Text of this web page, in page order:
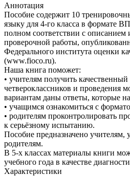
Аннотация
Пособие содержит 10
языку для 4-го класса в формате
полном соответствии с описанием
проверочной работы,
Федерального института оценки
(www.fioco.ru).
Наша книга поможет:
• учителям получить
четвероклассников и проведения
вариантам даны ответы, которые
• учащимся ознакомиться с
• родителям проконтролировать
к серьёзному испытанию.
Пособие предназначено учителям,
родителям.
В 5-х классах материалы книги
учебного года в качестве
Характеристики